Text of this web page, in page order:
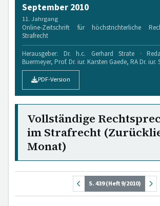
September 2010
11. Jahrgang
Online-Zeitschrift für höchstrichterliche
Strafrecht
Herausgeber: Dr. h.c. Gerhard Strate ·
Buermeyer, Prof. Dr. iur. Karsten Gaede, RA Dr. iur.
PDF-Version
Vollständige
im Strafrecht
Monat)
S. 439 (Heft 9/2010)